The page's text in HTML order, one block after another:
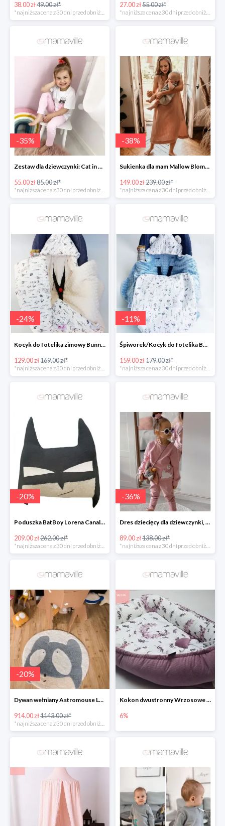
38.00 zł49.00 zł* 27.00 zł55.00 zł*
-35%
Zestaw dla dziewczynki: Cat in Pocket Fluffy -35%
55.00 zł85.00 zł*
*najniższa cena z 30 dni przed obniżką
-38%
Sukienka dla mam Mallow Bloms -37%
149.00 zł239.00 zł*
*najniższa cena z 30 dni przed obniżką
-24%
Kocyk do fotelika zimowy Bunnies Mi Bebe -23%
129.00 zł169.00 zł*
-11%
Śpiworek/Kocyk do fotelika BAMBUSOWY Bunnies -11%
159.00 zł179.00 zł*
-20%
Poduszka BatBoy Lorena Canals -20%
209.00 zł262.00 zł*
-36%
Dres dziecięcy dla dziewczynki, blady róż, lama Fluffy -35%
89.00 zł138.00 zł*
-20%
Dywan wełniany Astromouse Lorena Canals -20%
914.00 zł1143.00 zł*
*najniższa cena z 30 dni przed obniżką
Kokon dwustronny Wrzosowe Ptaszki
6%